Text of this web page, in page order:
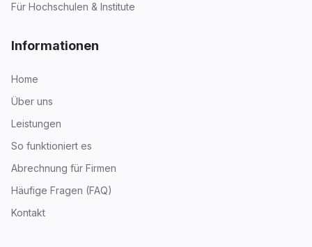
Für Hochschulen & Institute
Informationen
Home
Über uns
Leistungen
So funktioniert es
Abrechnung für Firmen
Häufige Fragen (FAQ)
Kontakt